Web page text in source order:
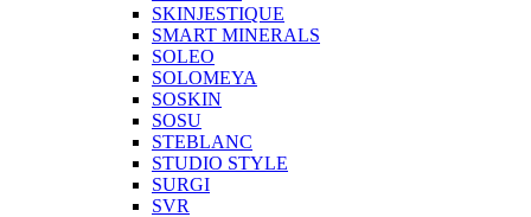
SKINJESTIQUE
SMART MINERALS
SOLEO
SOLOMEYA
SOSKIN
SOSU
STEBLANC
STUDIO STYLE
SURGI
SVR